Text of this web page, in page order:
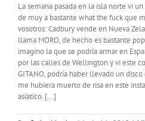
La semana pasada en la isla norte vi
de muy a bastante what the fuck que
vosotros: Cadbury vende en Nueva
llama MORO, de hecho es bastante
imagino la que se podría armar en
por las calles de Wellington y vi este
GITANO, podría haber llevado un
me hubiera muerto de risa en este
asíatico. [...]